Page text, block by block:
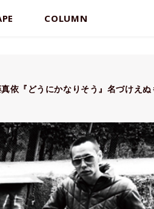
COLUMN
依『どうにかなりそう』名づけえ